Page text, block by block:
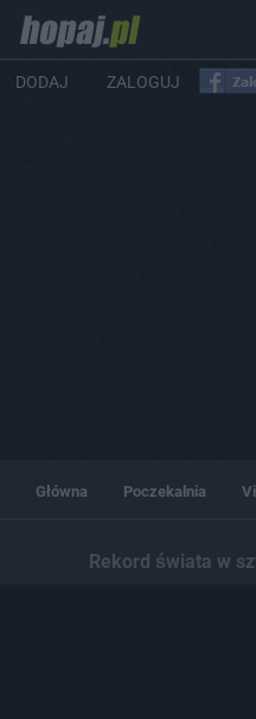
DODAJ ZALOGUJ
Główna Poczekalnia
Rekord świata w